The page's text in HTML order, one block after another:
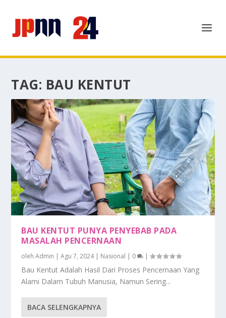
TAG: BAU KENTUT
BAU KENTUT PUNYA PENYEBAB PADA
MASALAH PENCERNAAN
olehAdmin |Agu 7, 2024| Nasional | 0 |
Bau Kentut Adalah Hasil Dari Proses Pencernaan Yang
Alami Dalam Tubuh Manusia, Namun Sering...
BACA SELENGKAPNYA